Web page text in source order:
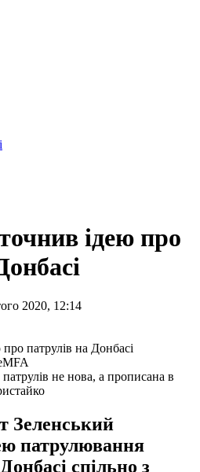
ідею про
2020, 12:14
патрулів не нова, а прописана в
Зеленський
патрулювання
спільно з